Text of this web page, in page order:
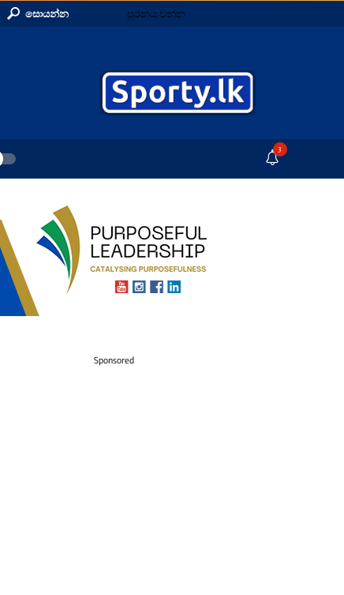
සොයන්න පුරනය වන්න
3
Sponsored